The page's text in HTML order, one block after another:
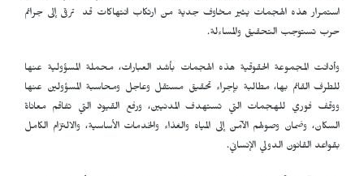
استمرار هذه الهجمات يثير مخاوف جدية من ارتكاب انتهاكات قد ترقى إلى جرائم
حرب تستوجب التحقيق والمساءلة.
وأدانت المجموعة الحقوقية هذه الهجمات بأشد العبارات، محملة المسؤولية عنها
للطرف القائم بها، مطالبة بإجراء تحقيق مستقل وعاجل ومحاسبة المسؤولين عنها
ووقف فوري للهجمات التي تستهدف المدنيين، ورفع القيود التي تفاقم معاناة
السكان، وضمان وصولهم الآمن إلى المياه والغذاء والخدمات الأساسية، والالتزام الكامل
بقواعد القانون الدولي الإنساني.